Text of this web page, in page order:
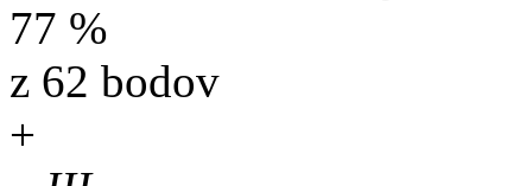
77 %
z 62 bodov
+